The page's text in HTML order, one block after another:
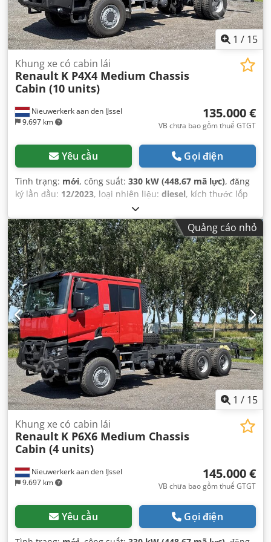
1 / 15
Nieuwerkerk aan den IJssel
9.697 km
Khung xe có cabin lái
Renault K P4X4 Medium Chassis
Cabin (10 units)
135.000 €
VB chưa bao gồm thuế GTGT
Yêu cầu Gọi điện
Tình trạng: mới, công suất: 330 kW (448,67 mã lực), đăng
ký lần đầu: 12/2023, loại nhiên liệu: diesel, kích thước lốp
, cấu hình trục:
mm, nhiên liệu:diesel, dung tích bình nhiên liệu:255 l,
màu sắc:đỏ, loại truyền động bánh răng: tự động , hệ
thống treo:thép, tổng chiều dài:8.610 mm, tổng chiều
rộng:2.500 mm, tổng chiều cao:3.370 mm, Năm sản xuất:
2020, Thiết bị:AdBlue, điều hòa không khí,
Quảng cáo nhỏ
1 / 15
Nieuwerkerk aan den IJssel
9.697 km
Khung xe có cabin lái
Renault K P6X6 Medium Chassis
Cabin (4 units)
145.000 €
VB chưa bao gồm thuế GTGT
Yêu cầu Gọi điện